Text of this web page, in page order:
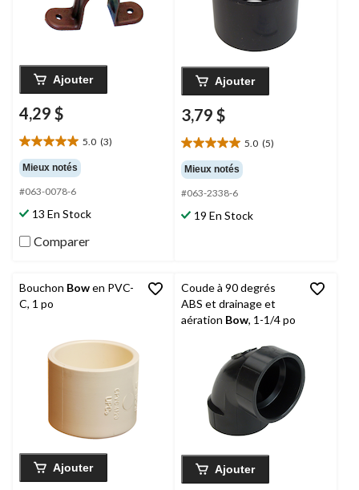
Ajouter
4,29 $
5.0 (3)
5.0
étoile(s)
sur
5.
3
Mieux notés
#063-0078-6
13 En Stock
Comparer
Ajouter
3,79 $
5.0 (5)
5.0
étoile(s)
sur
5.
5
Mieux notés
#063-2338-6
19 En Stock
Bouchon Bowen PVC-
C, 1 po
Ajouter
Coude à 90 degrés
ABS et drainage et
aération Bow, 1-1/4 po
Ajouter